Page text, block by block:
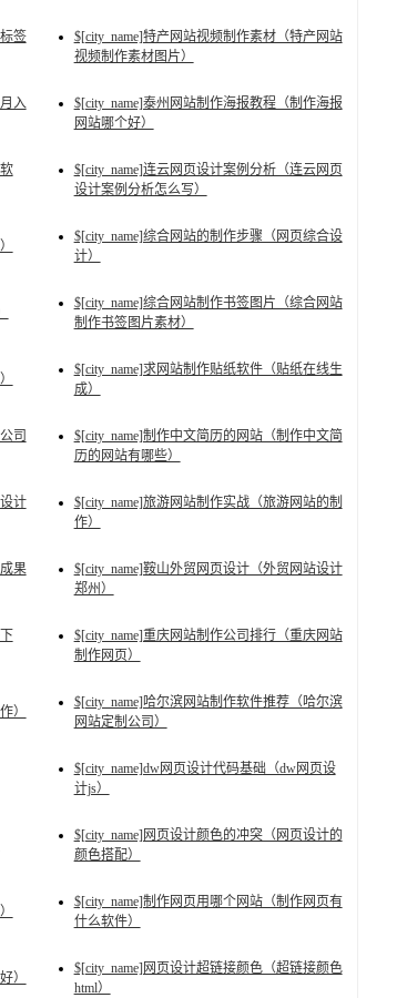
签
$[city_name]特产网站视频制作素材（特产网站
视频制作素材图片）
入
$[city_name]泰州网站制作海报教程（制作海报
网站哪个好）
$[city_name]连云网页设计案例分析（连云网页
设计案例分析怎么写）
$[city_name]综合网站的制作步骤（网页综合设
计）
$[city_name]综合网站制作书签图片（综合网站
制作书签图片素材）
$[city_name]求网站制作贴纸软件（贴纸在线生
成）
司
$[city_name]制作中文简历的网站（制作中文简
历的网站有哪些）
计
$[city_name]旅游网站制作实战（旅游网站的制
作）
果
$[city_name]鞍山外贸网页设计（外贸网站设计
郑州）
$[city_name]重庆网站制作公司排行（重庆网站
制作网页）
）
$[city_name]哈尔滨网站制作软件推荐（哈尔滨
网站定制公司）
$[city_name]dw网页设计代码基础（dw网页设
计js）
$[city_name]网页设计颜色的冲突（网页设计的
颜色搭配）
$[city_name]制作网页用哪个网站（制作网页有
什么软件）
）
$[city_name]网页设计超链接颜色（超链接颜色
html）